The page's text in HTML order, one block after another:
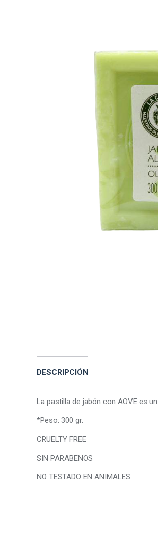
DESCRIPCIÓN
La pastilla de jabón con AOVE es
*Peso: 300 gr.
CRUELTY FREE
SIN PARABENOS
NO TESTADO EN ANIMALES